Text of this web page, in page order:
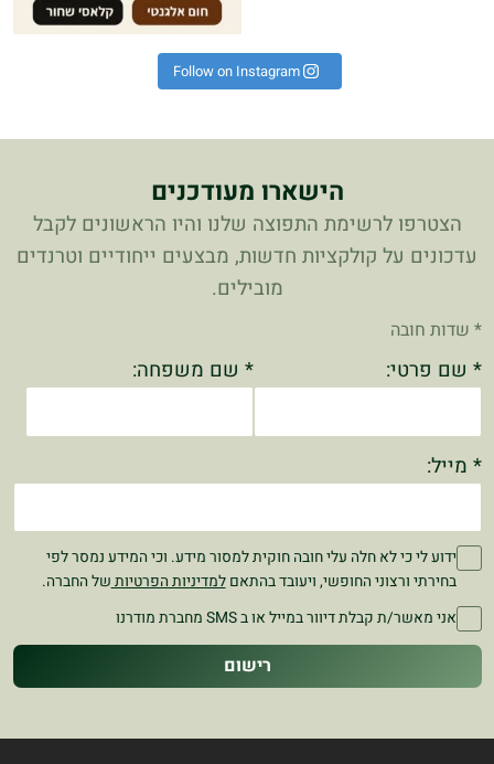
Follow on Instagram
הישארו מעודכנים
הצטרפו לרשימת התפוצה שלנו והיו הראשונים לקבל
עדכונים על קולקציות חדשות, מבצעים ייחודיים וטרנדים
מובילים.
* שדות חובה
* שם פרטי: * שם משפחה:
* מייל:
ידוע לי כי לא חלה עלי חובה חוקית למסור מידע. וכי המידע נמסר לפי
בחירתי ורצוני החופשי, ויעובד בהתאםלמדיניות הפרטיות של החברה.
אני מאשר/ת קבלת דיוור במייל או ב SMS מחברת מודרנו
רישום